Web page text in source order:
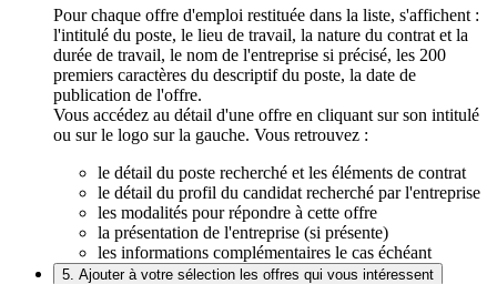
Pour chaque offre d'emploi restituée dans la liste, s'affichent :
l'intitulé du poste, le lieu de travail, la nature du contrat et la
durée de travail, le nom de l'entreprise si précisé, les 200
premiers caractères du descriptif du poste, la date de
publication de l'offre.
Vous accédez au détail d'une offre en cliquant sur son intitulé
ou sur le logo sur la gauche. Vous retrouvez :
le détail du poste recherché et les éléments de contrat
le détail du profil du candidat recherché par l'entreprise
les modalités pour répondre à cette offre
la présentation de l'entreprise (si présente)
les informations complémentaires le cas échéant
5. Ajouter à votre sélection les offres qui vous intéressent